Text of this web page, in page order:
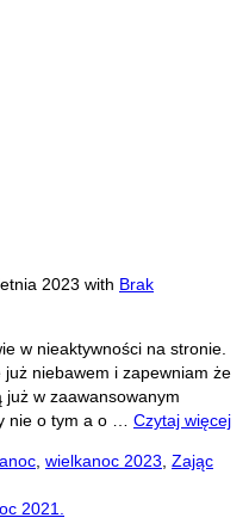
2023 with Brak
w nieaktywności na stronie.
już niebawem i zapewniam że
w zaawansowanym
nie o tym a o … Czytaj więcej
, wielkanoc 2023, Zając